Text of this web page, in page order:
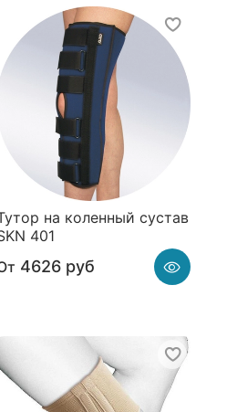
на коленный сустав
401
4626 руб